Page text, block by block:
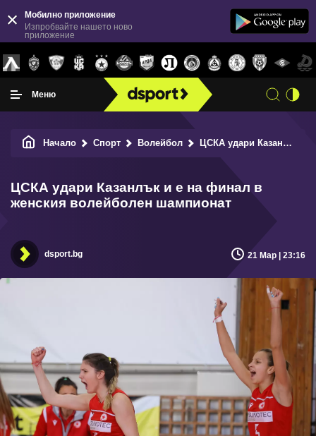
Мобилно приложение
Изпробвайте нашето ново
приложение
Меню
Начало Спорт Волейбол ЦСКА удари Казанлък и е на финал в женския волейболен шампионат
ЦСКА удари Казанлък и е на финал в
женския волейболен шампионат
dsport.bg 21 Мар | 23:16